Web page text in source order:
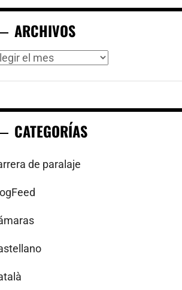
ARCHIVOS
CATEGORÍAS
de paralaje